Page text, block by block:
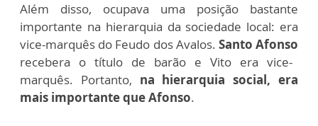
Além disso, ocupava uma posição bastante
importante na hierarquia da sociedade local: era
vice-marquês do Feudo dos Avalos. Santo Afonso
recebera o título de barão e Vito era vice-
marquês. Portanto, na hierarquia social, era
mais importante que Afonso.